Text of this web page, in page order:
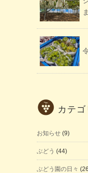
カテゴ
お知らせ (9)
ぶどう (44)
ぶどう園の日々